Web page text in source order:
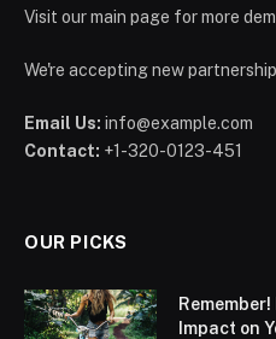
Visit our main page for more
We're accepting new
Email Us: info@example.com
Contact: +1-320-0123-451
OUR PICKS
Impact on